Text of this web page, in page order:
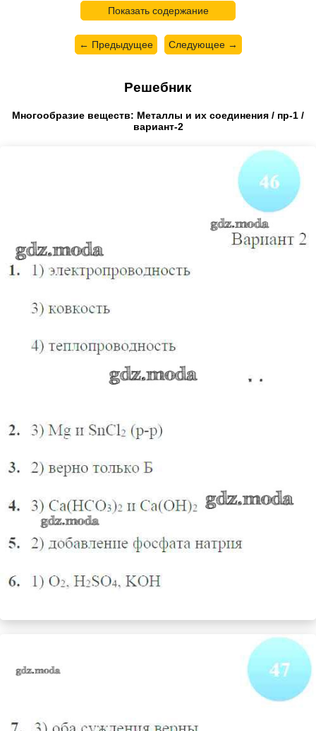
Показать содержание
← Предыдущее Следующее →
Решебник
Многообразие веществ: Металлы и их соединения / пр-1 /
вариант-2